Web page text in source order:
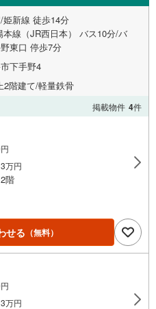
新線 徒歩14分
本線（JR西日本） バス10分/バ
東口 停歩7分
下手野4
2階建て/軽量鉄骨
掲載物件 4件
3万円
2階
せる （無料）
3万円